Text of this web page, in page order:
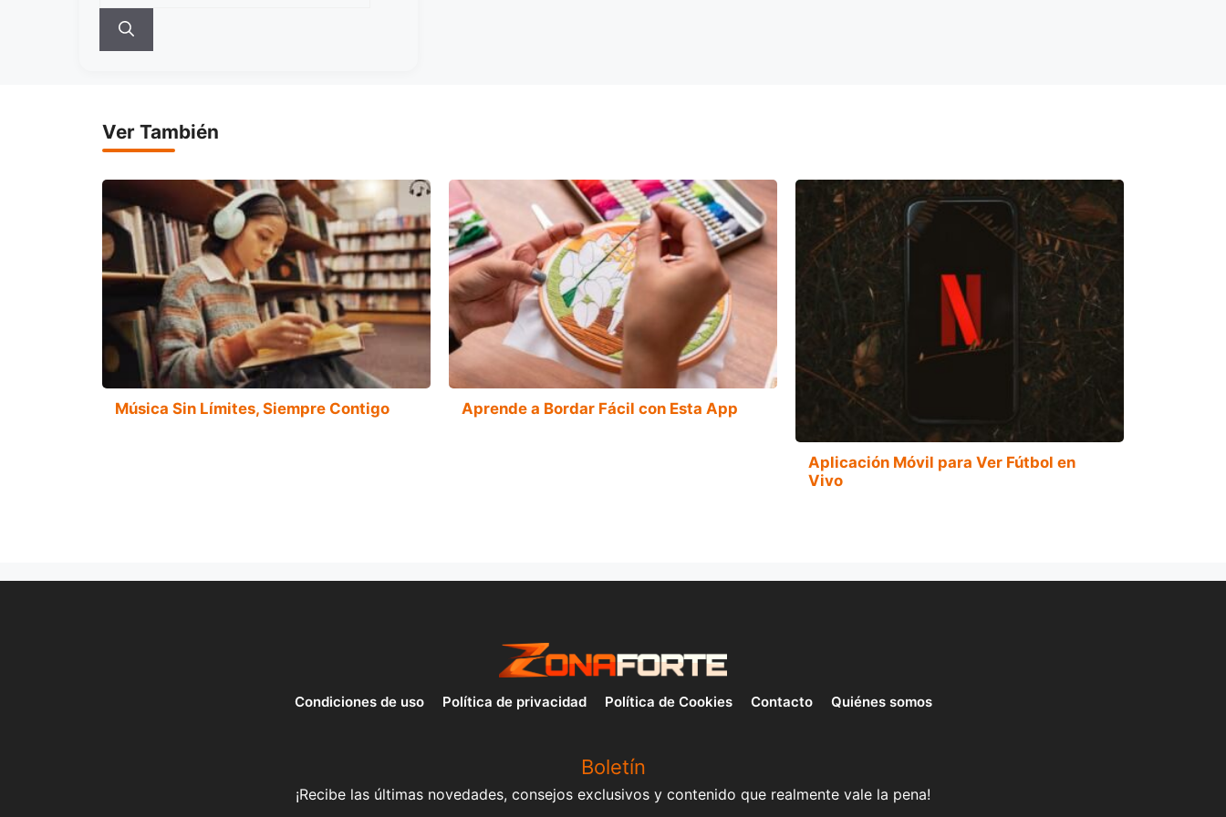
Ver También
Música Sin Límites, Siempre Contigo Aprende a Bordar Fácil con Esta App
Aplicación Móvil para Ver Fútbol en
Vivo
Condiciones de uso Política de privacidad Política de Cookies Contacto Quiénes somos
Boletín
¡Recibe las últimas novedades, consejos exclusivos y contenido que realmente vale la pena!